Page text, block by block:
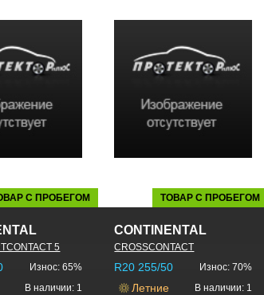
С ПРОБЕГОМ
5
Износ: 65%
В наличии: 1
ТОВАР С ПРОБЕГОМ
CONTINENTAL
CROSSCONTACT
R20 255/50 Износ: 70%
Летние В наличии: 1